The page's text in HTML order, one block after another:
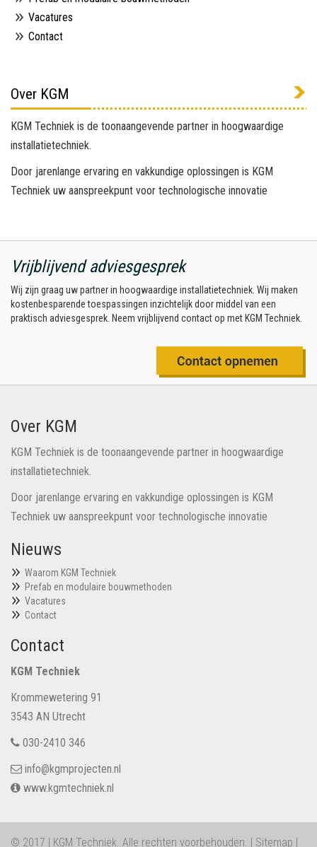
Vacatures
Contact
Over KGM
KGM Techniek is de toonaangevende partner in hoogwaardige
installatietechniek.
Door jarenlange ervaring en vakkundige oplossingen is KGM
Techniek uw aanspreekpunt voor technologische innovatie
Vrijblijvend adviesgesprek
Wij zijn graag uw partner in hoogwaardige installatietechniek. Wij maken
kostenbesparende toespassingen inzichtelijk door middel van een
praktisch adviesgesprek. Neem vrijblijvend contact op met KGM Techniek.
Over KGM
KGM Techniek is de toonaangevende partner in hoogwaardige
installatietechniek.
Door jarenlange ervaring en vakkundige oplossingen is KGM
Techniek uw aanspreekpunt voor technologische innovatie
Nieuws
Waarom KGM Techniek
Prefab en modulaire bouwmethoden
Vacatures
Contact
Contact
KGM Techniek
Krommewetering 91
3543 AN Utrecht
030-2410 346
info@kgmprojecten.nl
www.kgmtechniek.nl
© 2017 | KGM Techniek. Alle rechten voorbehouden. | Sitemap |